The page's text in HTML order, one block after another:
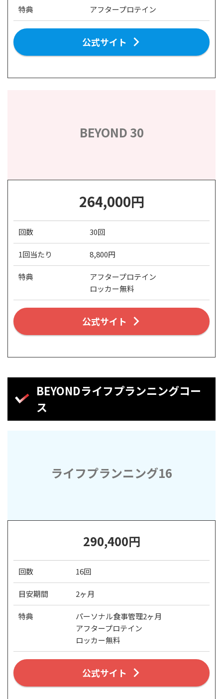
特典 アフタープロテイン
公式サイト
BEYOND 30
264,000円
回数 30回
1回当たり 8,800円
特典
アフタープロテイン
ロッカー無料
公式サイト
BEYONDライフプランニングコー
ス
ライフプランニング16
290,400円
回数 16回
目安期間 2ヶ月
特典
パーソナル食事管理2ヶ月
アフタープロテイン
ロッカー無料
公式サイト